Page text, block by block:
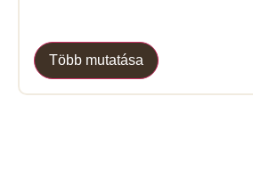
Több mutatása